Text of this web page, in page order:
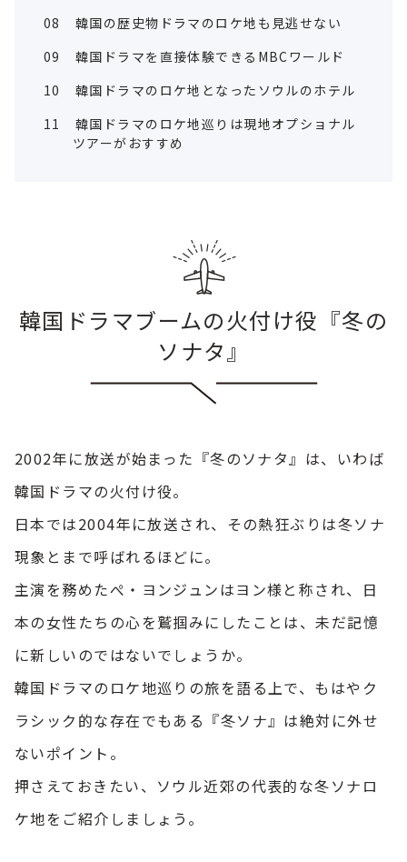
08
韓国の歴史物ドラマのロケ地も見逃せない
09
韓国ドラマを直接体験できるMBCワールド
10
韓国ドラマのロケ地となったソウルのホテル
11
韓国ドラマのロケ地巡りは現地オプショナル
ツアーがおすすめ
韓国ドラマブームの火付け役『冬の
ソナタ』
2002年に放送が始まった『冬のソナタ』は、いわば
韓国ドラマの火付け役。
日本では2004年に放送され、その熱狂ぶりは冬ソナ
現象とまで呼ばれるほどに。
主演を務めたぺ・ヨンジュンはヨン様と称され、日
本の女性たちの心を鷲掴みにしたことは、未だ記憶
に新しいのではないでしょうか。
韓国ドラマのロケ地巡りの旅を語る上で、もはやク
ラシック的な存在でもある『冬ソナ』は絶対に外せ
ないポイント。
押さえておきたい、ソウル近郊の代表的な冬ソナロ
ケ地をご紹介しましょう。